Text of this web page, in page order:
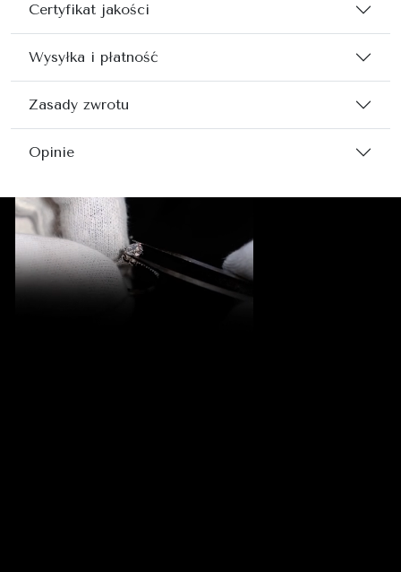
Certyfikat jakości
Wysyłka i płatność
Zasady zwrotu
Opinie